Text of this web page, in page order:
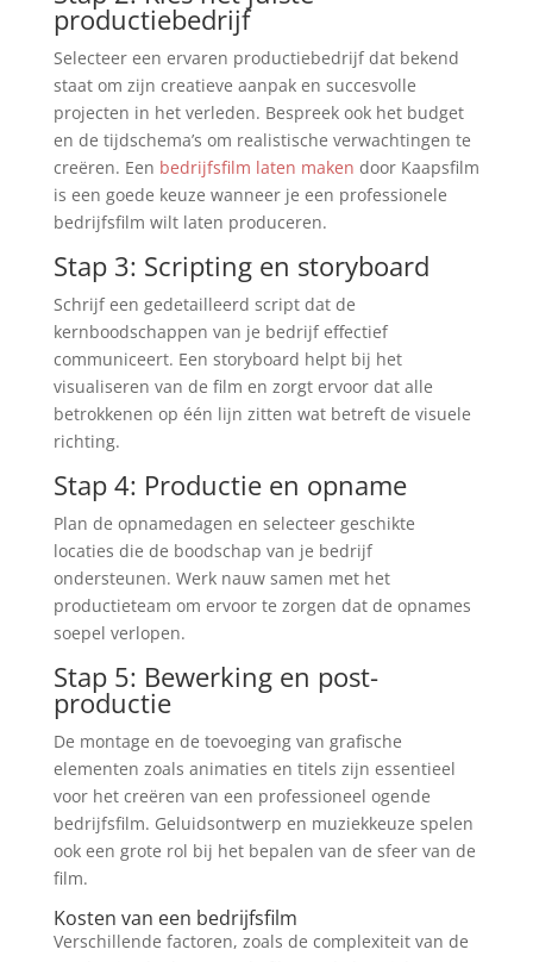
productiebedrijf
Selecteer een ervaren productiebedrijf dat bekend
staat om zijn creatieve aanpak en succesvolle
projecten in het verleden. Bespreek ook het budget
en de tijdschema’s om realistische verwachtingen te
creëren. Een bedrijfsfilm laten maken door Kaapsfilm
is een goede keuze wanneer je een professionele
bedrijfsfilm wilt laten produceren.
Stap 3: Scripting en storyboard
Schrijf een gedetailleerd script dat de
kernboodschappen van je bedrijf effectief
communiceert. Een storyboard helpt bij het
visualiseren van de film en zorgt ervoor dat alle
betrokkenen op één lijn zitten wat betreft de visuele
richting.
Stap 4: Productie en opname
Plan de opnamedagen en selecteer geschikte
locaties die de boodschap van je bedrijf
ondersteunen. Werk nauw samen met het
productieteam om ervoor te zorgen dat de opnames
soepel verlopen.
Stap 5: Bewerking en post-
productie
De montage en de toevoeging van grafische
elementen zoals animaties en titels zijn essentieel
voor het creëren van een professioneel ogende
bedrijfsfilm. Geluidsontwerp en muziekkeuze spelen
ook een grote rol bij het bepalen van de sfeer van de
film.
Kosten van een bedrijfsfilm
Verschillende factoren, zoals de complexiteit van de